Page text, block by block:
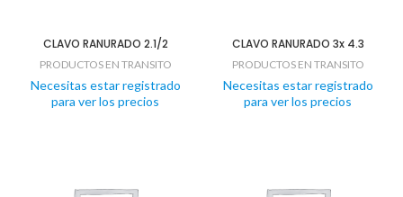
CLAVO RANURADO 2.1/2
PRODUCTOS EN TRANSITO
Necesitas estar registrado
para ver los precios
CLAVO RANURADO 3x 4.3
PRODUCTOS EN TRANSITO
Necesitas estar registrado
para ver los precios